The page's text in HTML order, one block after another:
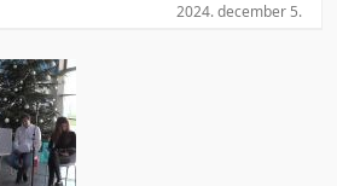
2024. december 5.